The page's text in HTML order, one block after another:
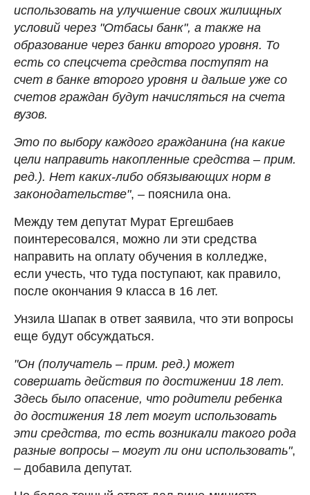
использовать на улучшение своих жилищных
условий через "Отбасы банк", а также на
образование через банки второго уровня. То
есть со спецсчета средства поступят на
счет в банке второго уровня и дальше уже со
счетов граждан будут начисляться на счета
вузов.
Это по выбору каждого гражданина (на какие
цели направить накопленные средства – прим.
ред.). Нет каких-либо обязывающих норм в
законодательстве", – пояснила она.
Между тем депутат Мурат Ергешбаев
поинтересовался, можно ли эти средства
направить на оплату обучения в колледже,
если учесть, что туда поступают, как правило,
после окончания 9 класса в 16 лет.
Унзила Шапак в ответ заявила, что эти вопросы
еще будут обсуждаться.
"Он (получатель – прим. ред.) может
совершать действия по достижении 18 лет.
Здесь было опасение, что родители ребенка
до достижения 18 лет могут использовать
эти средства, то есть возникали такого рода
разные вопросы – могут ли они использовать",
– добавила депутат.